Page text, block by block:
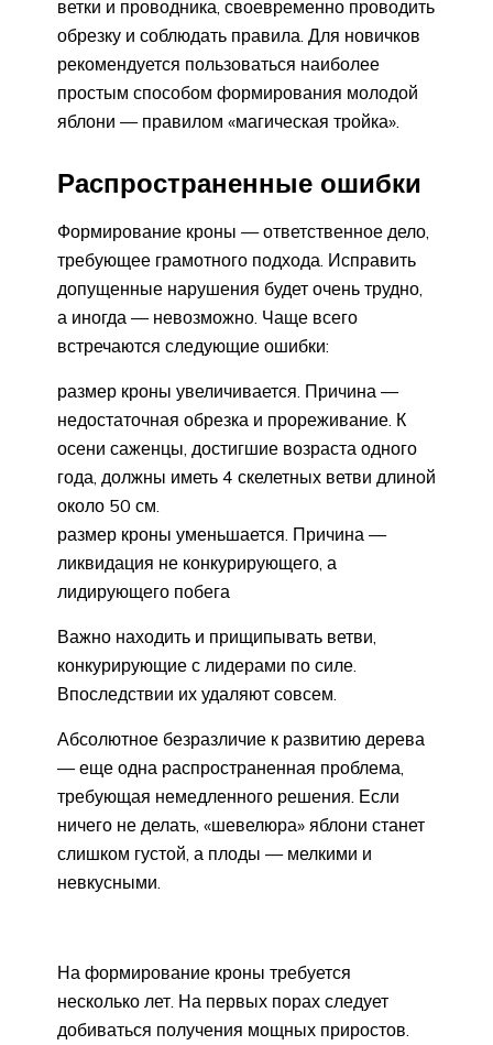
ветки и проводника, своевременно проводить
обрезку и соблюдать правила. Для новичков
рекомендуется пользоваться наиболее
простым способом формирования молодой
яблони — правилом «магическая тройка».
Распространенные ошибки
Формирование кроны — ответственное дело,
требующее грамотного подхода. Исправить
допущенные нарушения будет очень трудно,
а иногда — невозможно. Чаще всего
встречаются следующие ошибки:
размер кроны увеличивается. Причина —
недостаточная обрезка и прореживание. К
осени саженцы, достигшие возраста одного
года, должны иметь 4 скелетных ветви длиной
около 50 см.
размер кроны уменьшается. Причина —
ликвидация не конкурирующего, а
лидирующего побега
Важно находить и прищипывать ветви,
конкурирующие с лидерами по силе.
Впоследствии их удаляют совсем.
Абсолютное безразличие к развитию дерева
— еще одна распространенная проблема,
требующая немедленного решения. Если
ничего не делать, «шевелюра» яблони станет
слишком густой, а плоды — мелкими и
невкусными.
На формирование кроны требуется
несколько лет. На первых порах следует
добиваться получения мощных приростов.